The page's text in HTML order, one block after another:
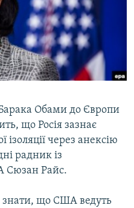
Обами до Європи
що Росія зазнає
ізоляції через анексію
радник із
Сюзан Райс.
знати, що США ведуть